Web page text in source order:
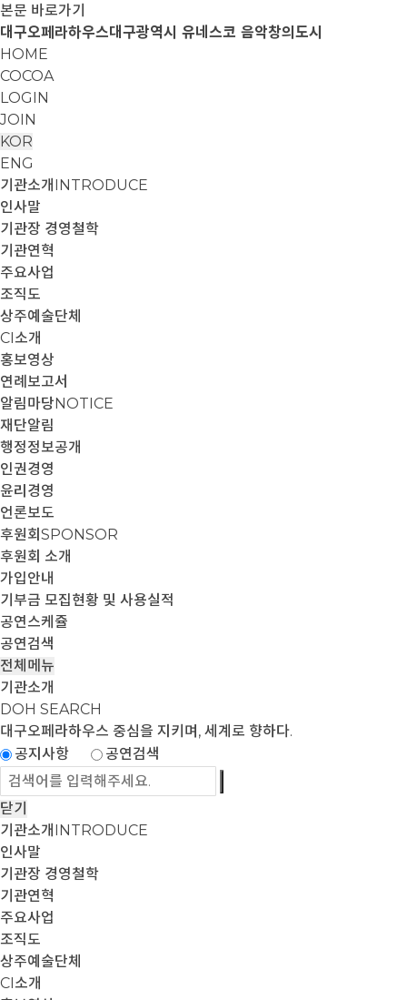
본문 바로가기
대구오페라하우스대구광역시 유네스코 음악창의도시
HOME
COCOA
LOGIN
JOIN
KOR
ENG
기관소개 INTRODUCE
인사말
기관장 경영철학
기관연혁
주요사업
조직도
상주예술단체
CI소개
홍보영상
연례보고서
알림마당NOTICE
재단알림
행정정보공개
인권경영
윤리경영
언론보도
후원회 SPONSOR
후원회 소개
가입안내
기부금 모집현황 및 사용실적
공연스케쥴
공연검색
전체메뉴
기관소개
DOH SEARCH
대구오페라하우스 중심을 지키며, 세계로 향하다.
공지사항
공연검색
닫기
기관소개 INTRODUCE
인사말
기관장 경영철학
기관연혁
주요사업
조직도
상주예술단체
CI소개